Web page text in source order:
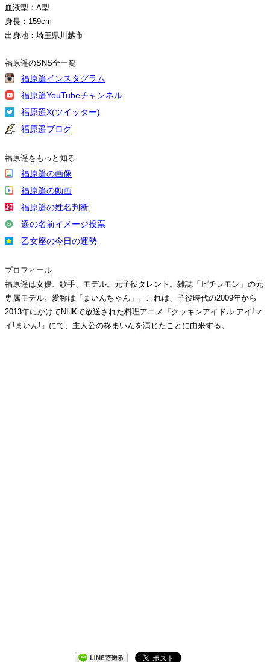
血液型：A型
身長：159cm
出身地：埼玉県川越市
福原遥のSNS全一覧
福原遥インスタグラム
福原遥YouTubeチャンネル
福原遥X(ツイッター)
福原遥ブログ
福原遥をもっと知る
福原遥の画像
福原遥の動画
福原遥の姓名判断
遥の名前イメージ投票
乙女座の今日の運勢
プロフィール
福原遥は女優、歌手、モデル。元子役タレント。雑誌「ピチレモン」の元
専属モデル。愛称は「まいんちゃん」。これは、子役時代の2009年から
2013年にかけてNHKで放送された料理アニメ『クッキンアイドル アイ!マ
イ!まいん!』にて、主人公の柊まいんを演じたことに由来する。